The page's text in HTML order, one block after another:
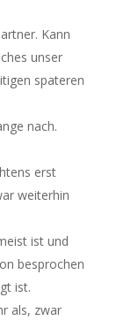
Kann
unser
spateren
nach.
erst
weiterhin
ist und
besprochen
ist.
als, zwar